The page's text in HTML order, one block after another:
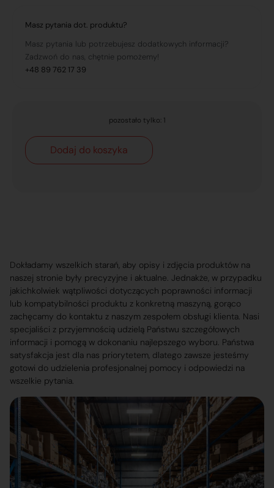
Masz pytania dot. produktu?
Masz pytania lub potrzebujesz dodatkowych informacji?
Zadzwoń do nas, chętnie pomożemy!
+48 89 762 17 39
pozostało tylko: 1
Dodaj do koszyka
Dokładamy wszelkich starań, aby opisy i zdjęcia produktów na
naszej stronie były precyzyjne i aktualne. Jednakże, w przypadku
jakichkolwiek wątpliwości dotyczących poprawności informacji
lub kompatybilności produktu z konkretną maszyną, gorąco
zachęcamy do kontaktu z naszym zespołem obsługi klienta. Nasi
specjaliści z przyjemnością udzielą Państwu szczegółowych
informacji i pomogą w dokonaniu najlepszego wyboru. Państwa
satysfakcja jest dla nas priorytetem, dlatego zawsze jesteśmy
gotowi do udzielenia profesjonalnej pomocy i odpowiedzi na
wszelkie pytania.